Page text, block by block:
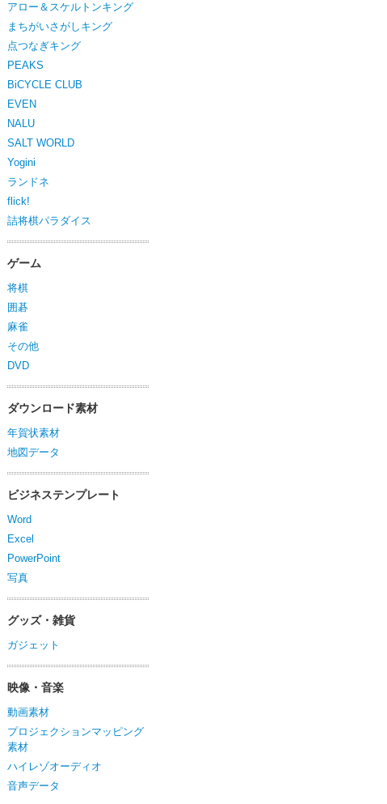
アロー＆スケルトンキング
まちがいさがしキング
点つなぎキング
PEAKS
BiCYCLE CLUB
EVEN
NALU
SALT WORLD
Yogini
ランドネ
flick!
詰将棋パラダイス
ゲーム
将棋
囲碁
麻雀
その他
DVD
ダウンロード素材
年賀状素材
地図データ
ビジネステンプレート
Word
Excel
PowerPoint
写真
グッズ・雑貨
ガジェット
映像・音楽
動画素材
プロジェクションマッピング
素材
ハイレゾオーディオ
音声データ